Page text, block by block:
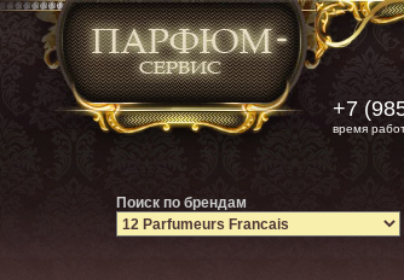
+7
время
Поиск по брендам